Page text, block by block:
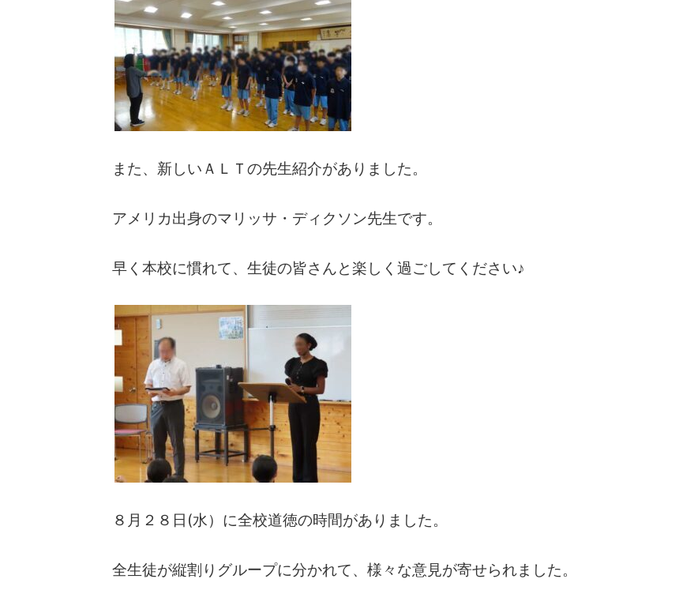
また、新しいＡＬＴの先生紹介がありました。
アメリカ出身のマリッサ・ディクソン先生です。
早く本校に慣れて、生徒の皆さんと楽しく過ごしてください♪
８月２８日(水）に全校道徳の時間がありました。
全生徒が縦割りグループに分かれて、様々な意見が寄せられました。